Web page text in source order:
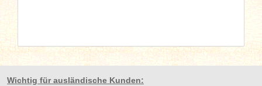
Wichtig für ausländische Kunden: